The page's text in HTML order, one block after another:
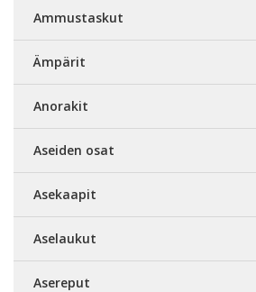
Ammustaskut
Ämpärit
Anorakit
Aseiden osat
Asekaapit
Aselaukut
Asereput